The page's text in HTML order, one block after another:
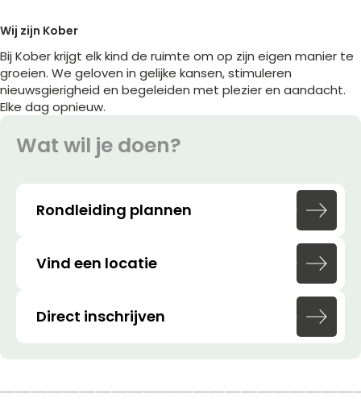
Wij zijn Kober
Bij Kober krijgt elk kind de ruimte om op zijn eigen manier te
groeien. We geloven in gelijke kansen, stimuleren
nieuwsgierigheid en begeleiden met plezier en aandacht.
Elke dag opnieuw.
Wat wil je doen?
Rondleiding plannen
Vind een locatie
Direct inschrijven